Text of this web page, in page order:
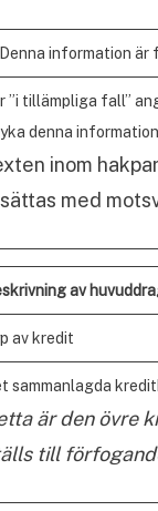
information
”i tillämpliga fall”
denna
inom
med
av
av kredit
sammanlagda
är den övre
till